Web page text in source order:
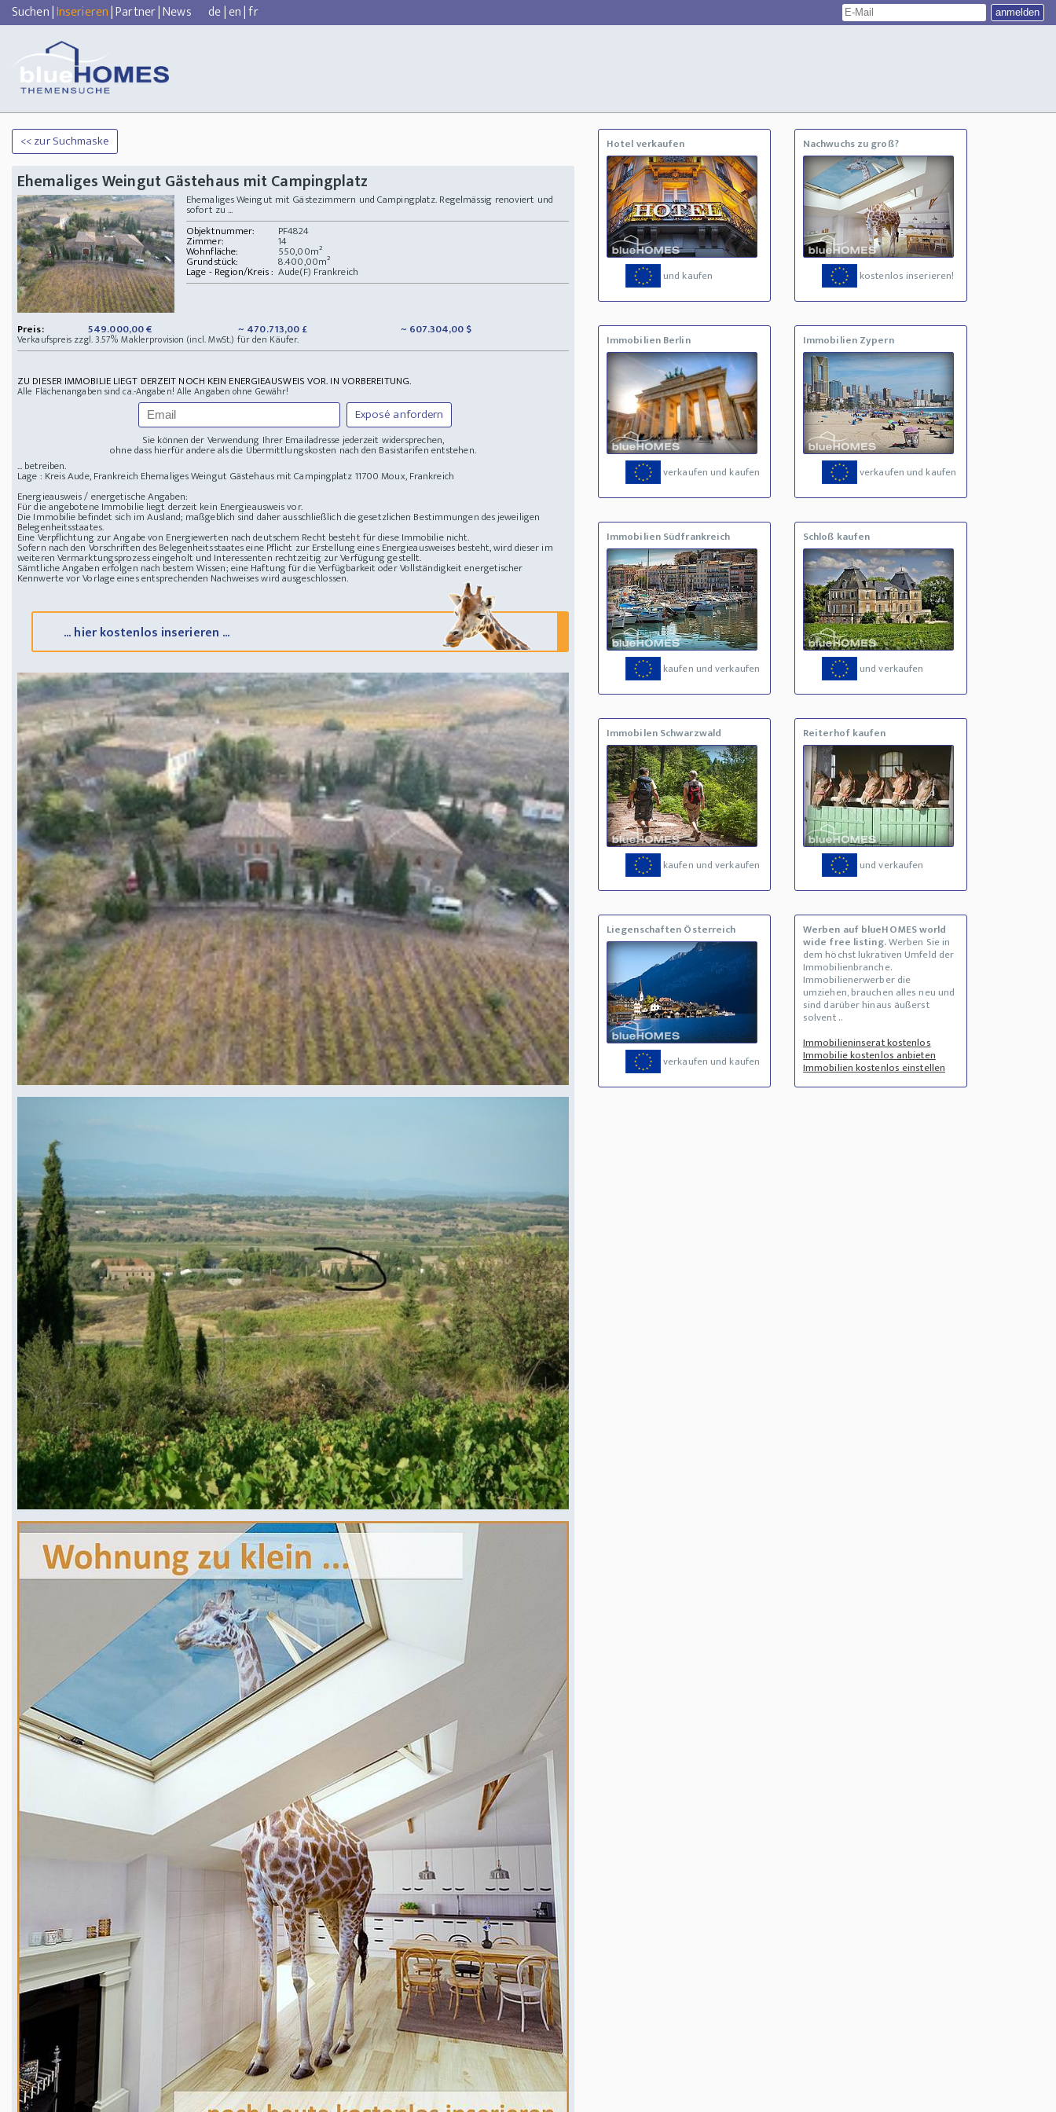
Suchen|Inserieren|Partner|News de|en|fr
<< zur Suchmaske
Ehemaliges Weingut Gästehaus mit Campingplatz
Ehemaliges Weingut mit Gästezimmern und Campingplatz. Regelmässig renoviert und
sofort zu ...
Objektnummer:
PF4824
Zimmer: 14
Wohnfläche: 550,00m²
Grundstück: 8.400,00m²
Lage - Region/Kreis : Aude(F) Frankreich
Preis: 549.000,00 € ~ 470.713,00 £ ~ 607.304,00 $
Verkaufspreis zzgl. 3.57% Maklerprovision (incl. MwSt.) für den Käufer.
ZU DIESER IMMOBILIE LIEGT DERZEIT NOCH KEIN ENERGIEAUSWEIS VOR. IN VORBEREITUNG.
Alle Flächenangaben sind ca.-Angaben! Alle Angaben ohne Gewähr!
Exposé anfordern
Sie können der Verwendung Ihrer Emailadresse jederzeit widersprechen,
ohne dass hierfür andere als die Übermittlungskosten nach den Basistarifen entstehen.
... betreiben.
Lage : Kreis Aude, Frankreich Ehemaliges Weingut Gästehaus mit Campingplatz11700 Moux, Frankreich
Energieausweis / energetische Angaben:
Für die angebotene Immobilie liegt derzeit kein Energieausweis vor.
Die Immobilie befindet sich im Ausland; maßgeblich sind daher ausschließlich die gesetzlichen Bestimmungen des jeweiligen
Belegenheitsstaates.
Eine Verpflichtung zur Angabe von Energiewerten nach deutschem Recht besteht für diese Immobilie nicht.
Sofern nach den Vorschriften des Belegenheitsstaates eine Pflicht zur Erstellung eines Energieausweises besteht, wird dieser im
weiteren Vermarktungsprozess eingeholt und Interessenten rechtzeitig zur Verfügung gestellt.
Sämtliche Angaben erfolgen nach bestem Wissen; eine Haftung für die Verfügbarkeit oder Vollständigkeit energetischer
Kennwerte vor Vorlage eines entsprechenden Nachweises wird ausgeschlossen.
... hier kostenlos inserieren ...
Hotel verkaufen
und kaufen
Nachwuchs zu groß?
kostenlos inserieren!
Immobilien Berlin
verkaufen und kaufen
Immobilien Zypern
verkaufen und kaufen
Immobilien Südfrankreich
kaufen und verkaufen
Schloß kaufen
und verkaufen
Immobilen Schwarzwald
kaufen und verkaufen
Reiterhof kaufen
und verkaufen
Liegenschaften Österreich
verkaufen und kaufen
Werben auf blueHOMES world
wide free listing.Werben Sie in
dem höchst lukrativen Umfeld der
Immobilienbranche.
Immobilienerwerber die
umziehen, brauchen alles neu und
sind darüber hinaus äußerst
solvent ..
Immobilieninserat kostenlos
Immobilie kostenlos anbieten
Immobilien kostenlos einstellen